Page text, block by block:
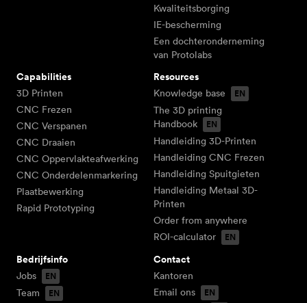
Kwaliteitsborging
IE-bescherming
Een dochteronderneming
van Protolabs
Capabilities
3D Printen
CNC Frezen
CNC Verspanen
CNC Draaien
CNC Oppervlakteafwerking
CNC Onderdelenmarkering
Plaatbewerking
Rapid Prototyping
Resources
Knowledge base
The 3D printing
Handbook
Handleiding 3D-Printen
Handleiding CNC Frezen
Handleiding Spuitgieten
Handleiding Metaal 3D-
Printen
Order from anywhere
ROI-calculator
Bedrijfsinfo
Jobs
Team
Contact
Kantoren
Email ons